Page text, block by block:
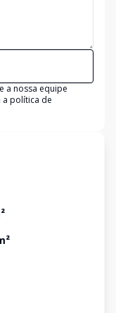
a nossa equipe
a política de